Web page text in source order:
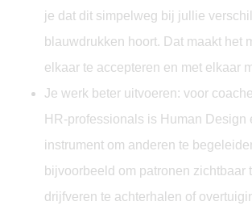
je dat dit simpelweg bij jullie
blauwdrukken hoort. Dat maakt het
elkaar te accepteren en met elkaar
Je werk beter uitvoeren: voor
HR-professionals is Human Design
instrument om anderen te
bijvoorbeeld om patronen zichtbaar
drijfveren te achterhalen of